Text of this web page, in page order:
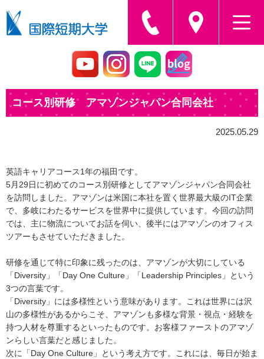
コース別研修 アマゾンジャパン合同会社
2025.05.29
英語キャリアコース1年の福田です。
5月29日に初めてのコース別研修としてアマゾンジャパン合同会社
を訪問しました。アマゾンは米国に本社を置く世界最大級のIT企業
で、多岐にわたるサービスを世界中に提供しています。今回の訪問
では、主に物流についてお話を伺い、後半にはアマゾンのオフィス
ツアーもさせていただきました。
研修を通じて特に印象に残ったのは、アマゾンが大切にしている
「Diversity」「Day One Culture」「Leadership Principles」という
3つの言葉です。
「Diversity」には多様性という意味があります。これは世界には沢
山の多様性があるからこそ、アマゾンも多様な背景・視点・経験を
持つ人材を尊重するといったものです。お客様ファーストのアマゾ
ンらしい言葉だと感じました。
次に「Day One Culture」という考え方です。これには、毎日が始ま